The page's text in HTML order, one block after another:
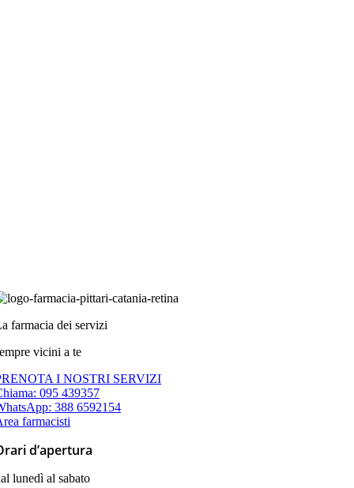
farmacia dei servizi
vicini a te
I NOSTRI SERVIZI
095 439357
388 6592154
farmacisti
d’apertura
lunedì al sabato